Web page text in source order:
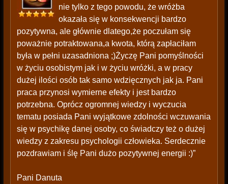
nie tylko z tego powodu, że wróżba
okazała się w konsekwencji bardzo
pozytywna, ale głównie dlatego,że poczułam się
poważnie potraktowana,a kwota, którą zapłaciłam
była w pełni uzasadniona ;)Życzę Pani pomyślności
w życiu osobistym jak i w życiu wróżki, a w pracy
dużej ilości osób tak samo wdzięcznych jak ja. Pani
praca przynosi wymierne efekty i jest bardzo
potrzebna. Oprócz ogromnej wiedzy i wyczucia
tematu posiada Pani wyjątkowe zdolności wczuwania
się w psychikę danej osoby, co świadczy też o dużej
wiedzy z zakresu psychologii człowieka. Serdecznie
pozdrawiam i ślę Pani dużo pozytywnej energii :)”
Pani Danuta